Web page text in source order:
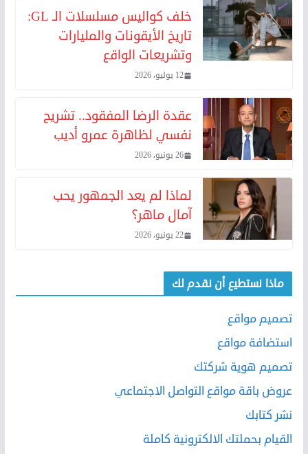
خلف كواليس مسلسلات الـ GL:
تاريخ الأيقونات والمليارات
وتشريعات الواقع
12 يوليو، 2026
عقدة الرضا المفقود.. تشريح
نفسي لظاهرة عمرو أديب
26 يونيو، 2026
لماذا لم يعد الجمهور يحب
آمال ماهر؟
22 يونيو، 2026
ماذا نستطيع أن نقدم لك
تصميم مواقع
استضافة مواقع
تصميم هوية شركتك
عروض باقة مواقع التواصل الاجتماعي
نشر كتابك
القيام بحملتك الالكترونية كاملة